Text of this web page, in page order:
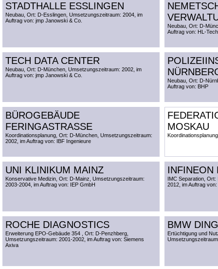
STADTHALLE ESSLINGEN
Neubau, Ort: D-Esslingen, Umsetzungszeitraum: 2004, im
Auftrag von: jmp Janowski & Co.
Neubau, Ort: D-
Auftrag von: HL-
TECH DATA CENTER
Neubau, Ort: D-München, Umsetzungszeitraum: 2002, im
Auftrag von: jmp Janowski & Co.
Neubau, Ort: D-
Auftrag von: BHP
BÜROGEBÄUDE
FERINGASTRASSE
Koordinationsplanung, Ort: D-München, Umsetzungszeitraum:
2002, im Auftrag von: IBF Ingenieure
MOSKAU
Koordinationsplanung
UNI KLINIKUM MAINZ
Konservative Medizin, Ort: D-Mainz, Umsetzungszeitraum:
2003-2004, im Auftrag von: IEP GmbH
INFINEON
IMC Separation,
2012, im Auftrag
ROCHE DIAGNOSTICS
Erweiterung EPO-Gebäude 354 , Ort: D-Penzhberg,
Umsetzungszeitraum: 2001-2002, im Auftrag von: Siemens
Axiva
BMW
Ertüchtigung und